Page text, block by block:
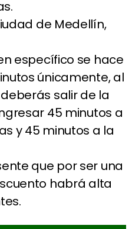
de Medellín,
específico se hace
únicamente, al
salir de la
45 minutos a
y 45 minutos a la
que por ser una
habrá alta